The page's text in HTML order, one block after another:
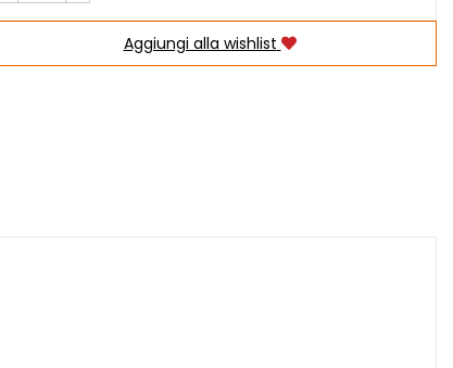
Aggiungi alla wishlist